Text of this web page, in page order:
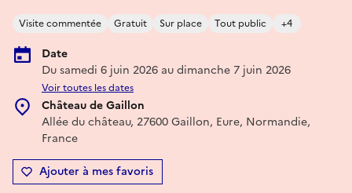
Visite commentée Gratuit Sur place Tout public +4
Date
Du samedi 6 juin 2026 au dimanche 7 juin 2026
Voir toutes les dates
Château de Gaillon
Allée du château, 27600 Gaillon, Eure, Normandie,
France
Ajouter à mes favoris